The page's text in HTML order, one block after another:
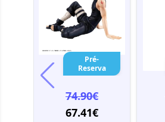
Pré-
Reserva
74.90€
67.41€